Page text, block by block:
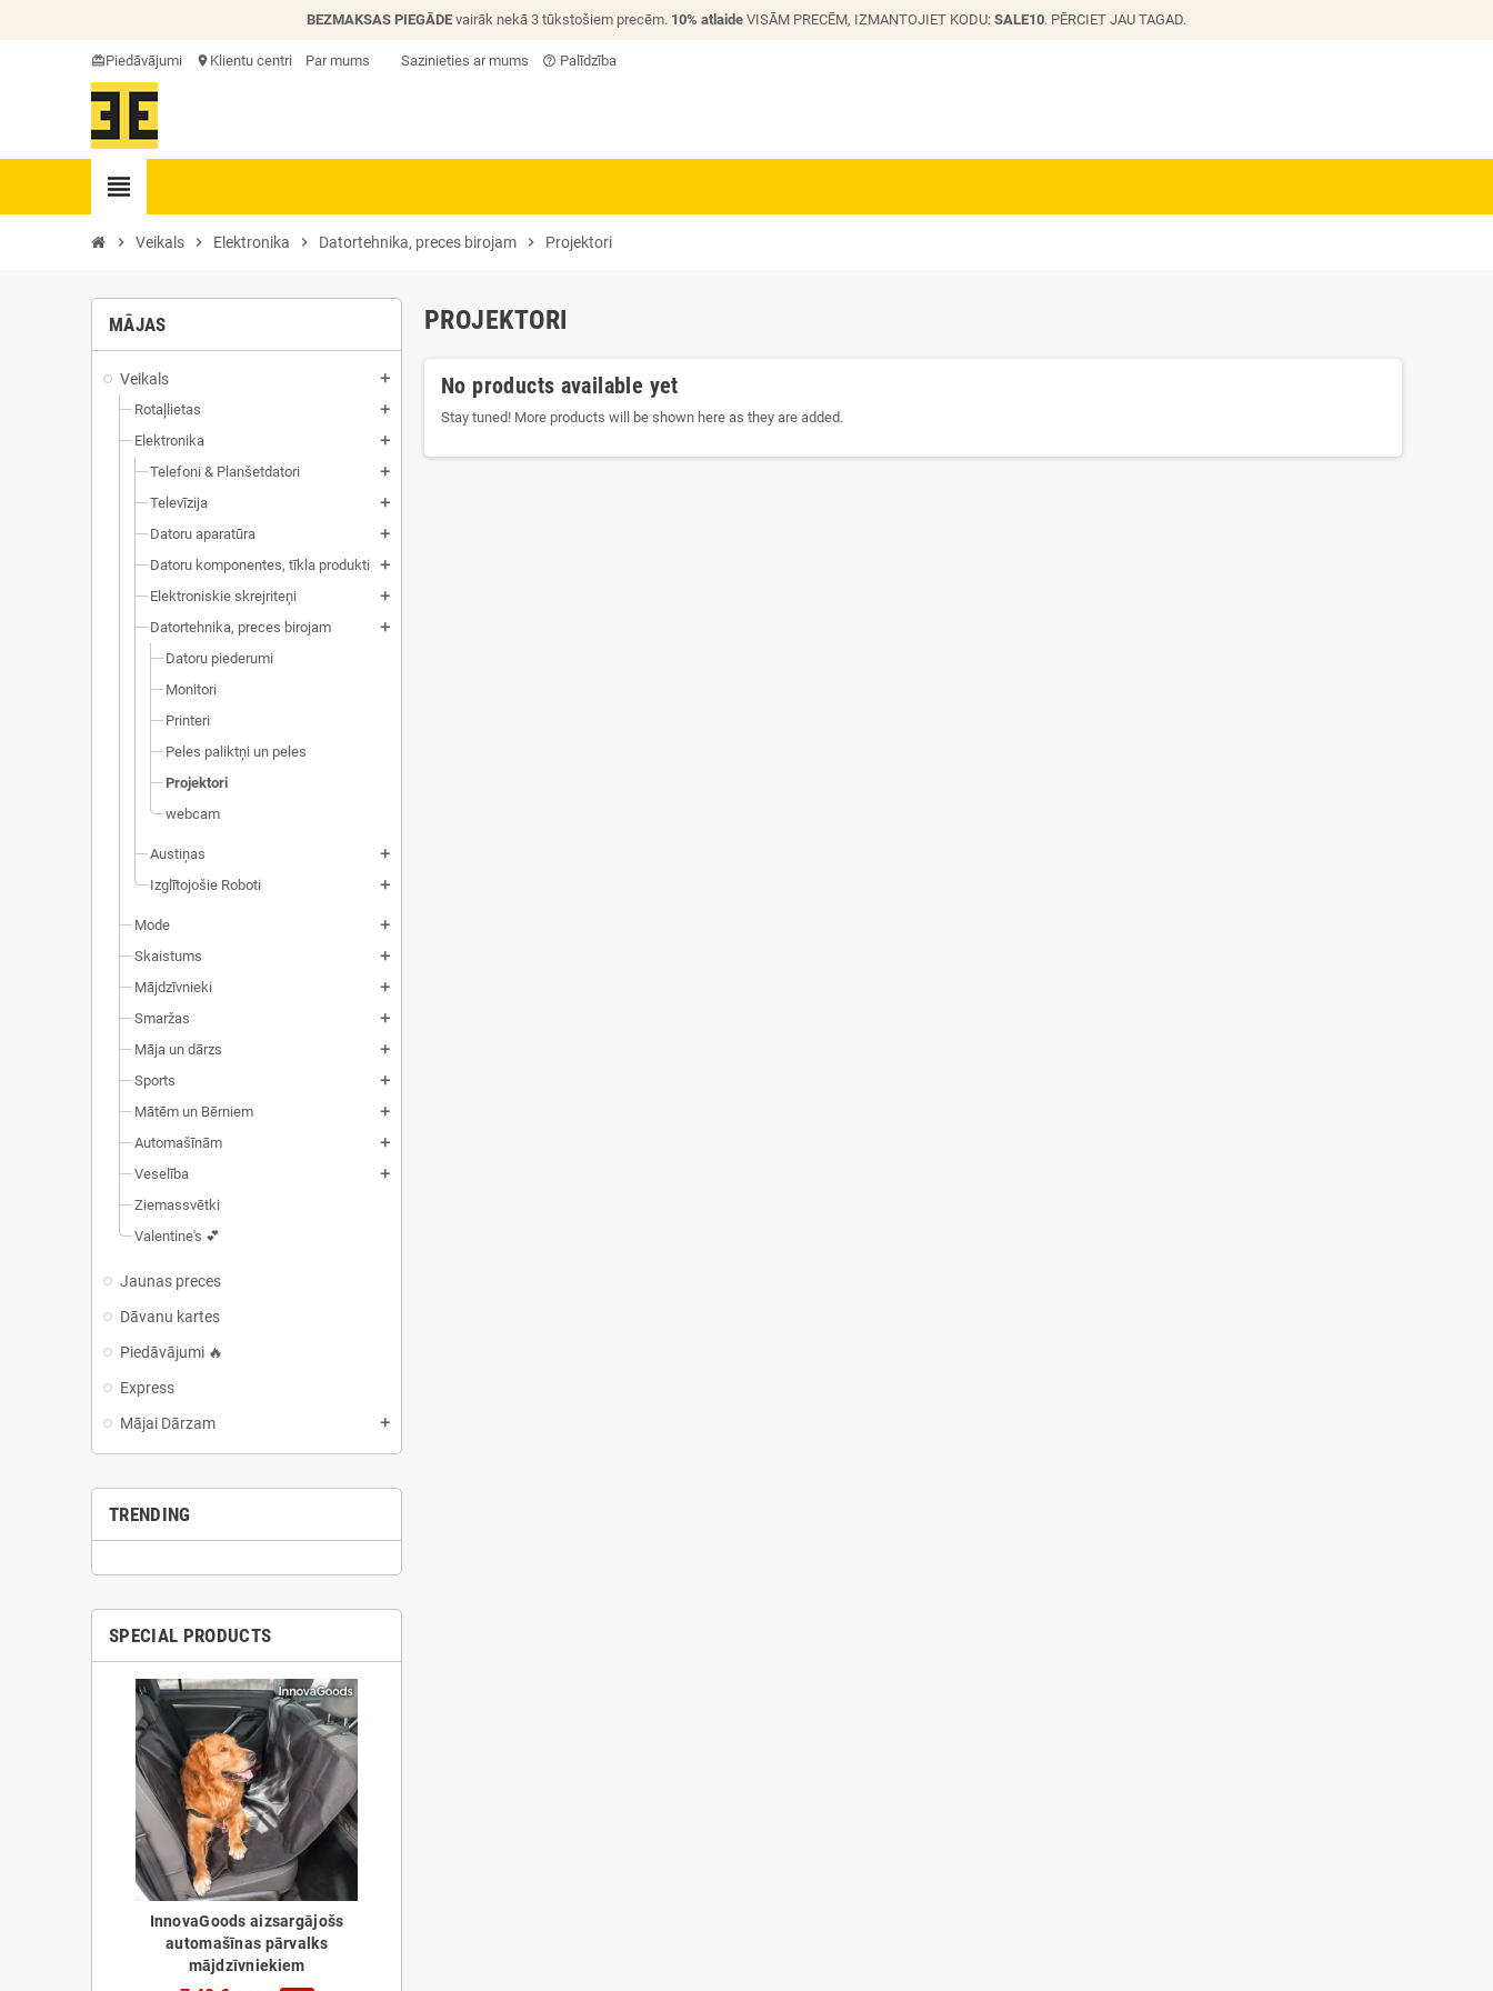
BEZMAKSAS PIEGĀDE vairāk nekā 3 tūkstošiem precēm. 10% atlaide VISĀM PRECĒM, IZMANTOJIET KODU: SALE10. PĒRCIET JAU TAGAD.
card_giftcardPiedāvājumi location_onKlientu centri Par mums Sazinieties ar mums help_outline Palīdzība
view_headline
chevron_right Veikals chevron_right Elektronika chevron_right Datortehnika, preces birojam chevron_right Projektori
MĀJAS
Veikals add
Rotaļlietas add
Elektronika add
Telefoni & Planšetdatori add
Televīzija add
Datoru aparatūra add
Datoru komponentes, tīkla produkti add
Elektroniskie skrejriteņi add
Datortehnika, preces birojam add
Datoru piederumi
Monitori
Printeri
Peles paliktņi un peles
Projektori
webcam
Austiņas add
Izglītojošie Roboti add
Mode add
Skaistums add
Mājdzīvnieki add
Smaržas add
Māja un dārzs add
Sports add
Mātēm un Bērniem add
Automašīnām add
Veselība add
Ziemassvētki
Valentine's 💕
Jaunas preces
Dāvanu kartes
Piedāvājumi 🔥
Express
Mājai Dārzam
add
TRENDING
SPECIAL PRODUCTS
InnovaGoods aizsargājošs
automašīnas pārvalks
mājdzīvniekiem
PROJEKTORI
No products available yet
Stay tuned! More products will be shown here as they are added.